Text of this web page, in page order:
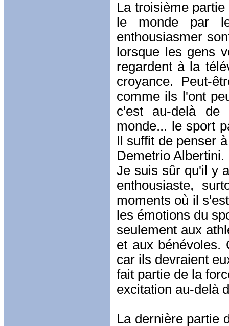
La troisième
le monde par
enthousiasmer
lorsque les gens
regardent à la
croyance. Peut-
comme ils l'ont
c'est au-delà de
monde... le sport
Il suffit de penser
Demetrio
Je suis sûr qu'il y
enthousiaste,
moments où il
les émotions du
seulement aux
et aux bénévoles.
car ils devraient
fait partie de la
excitation au-delà
La dernière partie